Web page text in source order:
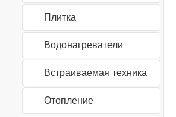
Плитка
Водонагреватели
Встраиваемая техника
Отопление